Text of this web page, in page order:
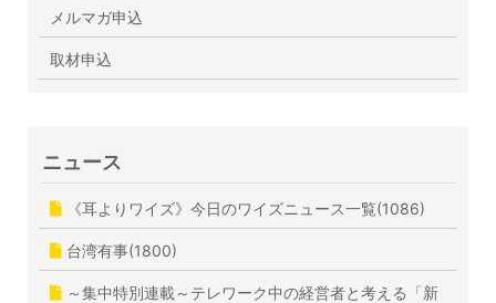
メルマガ申込
取材申込
ニュース
《耳よりワイズ》今日のワイズニュース一覧(1086)
台湾有事(1800)
～集中特別連載～テレワーク中の経営者と考える「新